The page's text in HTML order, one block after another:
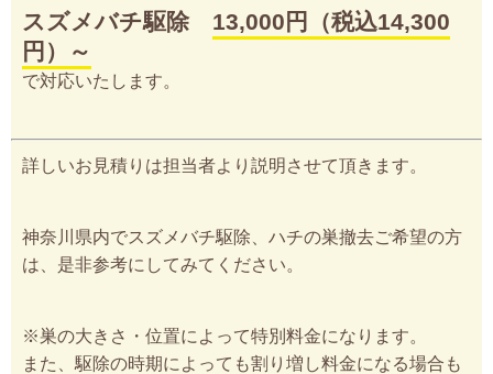
スズメバチ駆除 13,000円（税込14,300
円）～
で対応いたします。
詳しいお見積りは担当者より説明させて頂きます。
神奈川県内でスズメバチ駆除、ハチの巣撤去ご希望の方
は、是非参考にしてみてください。
※巣の大きさ・位置によって特別料金になります。
また、駆除の時期によっても割り増し料金になる場合も